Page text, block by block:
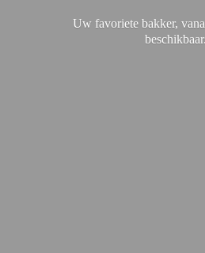
Uw favoriete bakker,
beschikbaar.